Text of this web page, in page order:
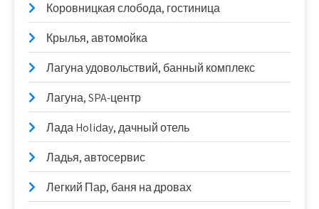
Коровницкая слобода, гостиница
Крылья, автомойка
Лагуна удовольствий, банный комплекс
Лагуна, SPA-центр
Лада Holidаy, дачный отель
Ладья, автосервис
Легкий Пар, баня на дровах